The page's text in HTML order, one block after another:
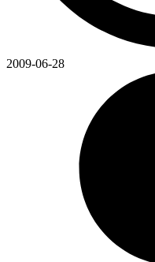
2009-06-28